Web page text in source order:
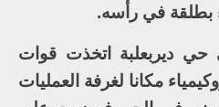
بطلقة في رأسه.
حي ديربعلبة اتخذت قوات
مكانا لغرفة العمليات